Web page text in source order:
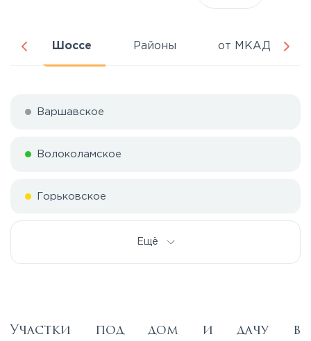
Шоссе Районы от МКАД
Варшавское
Волоколамское
Горьковское
Калужское
Ещё
Участки под дом и дачу в